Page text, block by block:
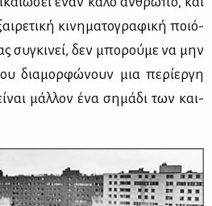
κι­νη­μα­το­γρα­φι­κή ποιό­
συ­γκι­νεί, δεν μπο­ρού­με να μην
δια­μορ­φώ­νουν μια πε­ρί­ερ­γη
μάλ­λον ένα ση­μά­δι των και­